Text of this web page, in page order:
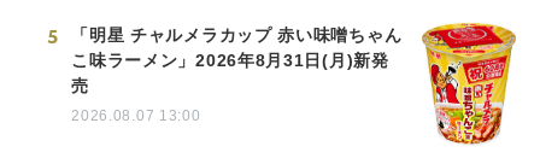
5
「明星 チャルメラカップ 赤い味噌ちゃん
こ味ラーメン」2026年8月31日(月)新発
売
2026.08.07 13:00